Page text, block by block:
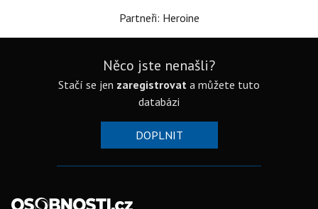
Partneři: Heroine
Něco jste nenašli?
Stačí se jen zaregistrovat a můžete tuto
databázi
DOPLNIT